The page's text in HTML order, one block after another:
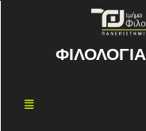
ΦΙΛΟΛΟΓΙΑ
18